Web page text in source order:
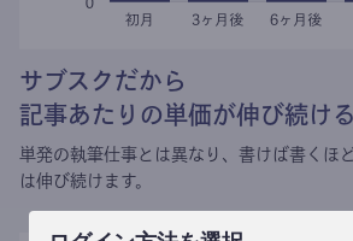
サブスクだから
記事あたりの単価が伸び続ける
単発の執筆仕事とは異なり、 書けば書くほ
は伸び続けます。